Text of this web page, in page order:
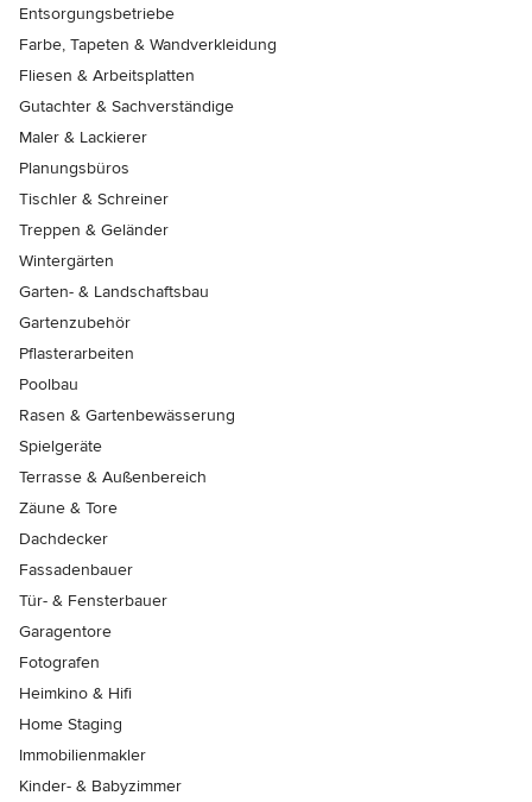
Entsorgungsbetriebe
Farbe, Tapeten & Wandverkleidung
Fliesen & Arbeitsplatten
Gutachter & Sachverständige
Maler & Lackierer
Planungsbüros
Tischler & Schreiner
Treppen & Geländer
Wintergärten
Garten- & Landschaftsbau
Gartenzubehör
Pflasterarbeiten
Poolbau
Rasen & Gartenbewässerung
Spielgeräte
Terrasse & Außenbereich
Zäune & Tore
Dachdecker
Fassadenbauer
Tür- & Fensterbauer
Garagentore
Fotografen
Heimkino & Hifi
Home Staging
Immobilienmakler
Kinder- & Babyzimmer